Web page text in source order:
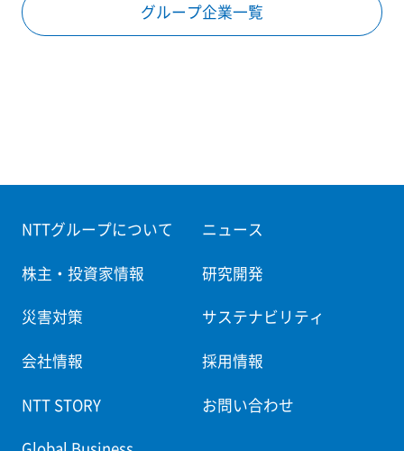
グループ企業一覧
NTTグループについて ニュース
株主・投資家情報 研究開発
災害対策 サステナビリティ
会社情報 採用情報
NTT STORY お問い合わせ